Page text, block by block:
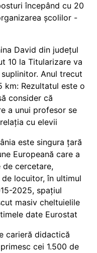
începând cu 20
școlilor -
David din județul
10 la Titularizare va
Anul trecut
km: Rezultatul este o
consider că
a unui profesor se
cu elevii
este singura țară
Europeană care a
de cercetare,
locuitor, în ultimul
2025, spațiul
masiv cheltuielile
date Eurostat
carieră didactică
cei 1.500 de